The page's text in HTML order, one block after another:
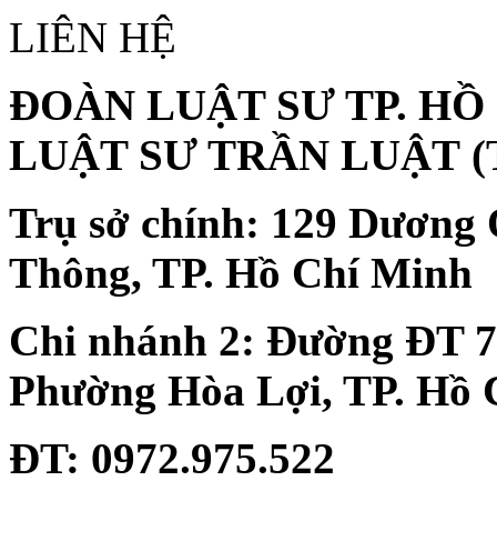
LIÊN HỆ
ĐOÀN LUẬT SƯ TP.
LUẬT SƯ TRẦN LUẬT
Trụ sở chính: 129 Dương
Thông, TP. Hồ Chí Minh
Chi nhánh 2: Đường ĐT
Phường Hòa Lợi, TP. Hồ
ĐT: 0972.975.522